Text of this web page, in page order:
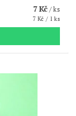
7 Kč/ ks
7 Kč / 1 ks